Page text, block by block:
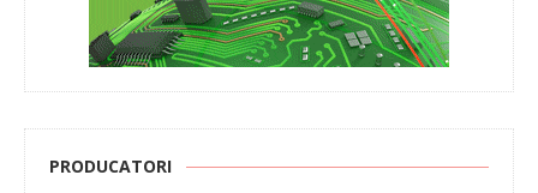
PRODUCATORI